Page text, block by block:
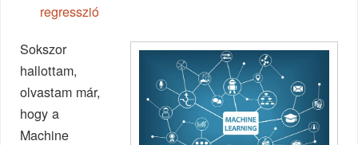
regresszió
Sokszor
hallottam,
olvastam már,
hogy a
Machine